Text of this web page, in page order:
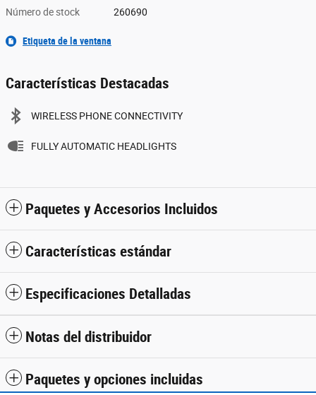
Número de stock 260690
Etiqueta de la ventana
Características Destacadas
WIRELESS PHONE CONNECTIVITY
FULLY AUTOMATIC HEADLIGHTS
Paquetes y Accesorios Incluidos
Características estándar
Especificaciones Detalladas
Notas del distribuidor
Paquetes y opciones incluidas